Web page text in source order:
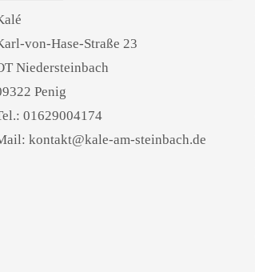
von-Hase-Straße 23
Niedersteinbach
Penig
01629004174
kontakt@kale-am-steinbach.de